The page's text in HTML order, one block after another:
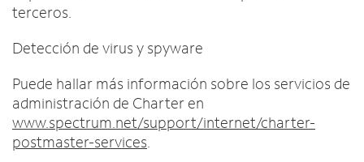
terceros.
Detección de virus y spyware
Puede hallar más información sobre los servicios de
administración de Charter en
www.spectrum.net/support/internet/charter-
postmaster-services.